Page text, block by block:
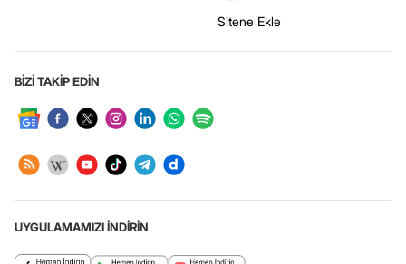
Sitene Ekle
BİZİ TAKİP EDİN
UYGULAMAMIZI İNDİRİN